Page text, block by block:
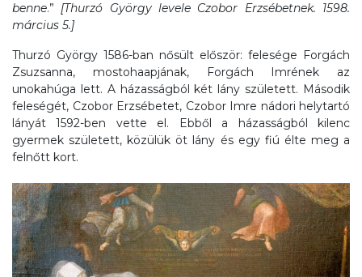
benne.” [Thurzó György levele Czobor Erzsébetnek. 1598.
március 5.]
Thurzó György 1586-ban nősült először: felesége Forgách
Zsuzsanna, mostohaapjának, Forgách Imrének az
unokahúga lett. A házasságból két lány született. Második
feleségét, Czobor Erzsébetet, Czobor Imre nádori helytartó
lányát 1592-ben vette el. Ebből a házasságból kilenc
gyermek született, közülük öt lány és egy fiú élte meg a
felnőtt kort.